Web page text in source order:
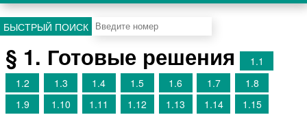
БЫСТРЫЙ ПОИСК
§ 1. Готовые решения
1.1
1.2
1.3 1.4 1.5 1.6 1.7
1.8
1.9
1.10 1.11 1.12 1.13 1.14
1.15